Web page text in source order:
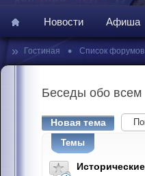
Новости Афиша
» Гостиная • Список форумов
Беседы обо всем
Новая тема
Темы